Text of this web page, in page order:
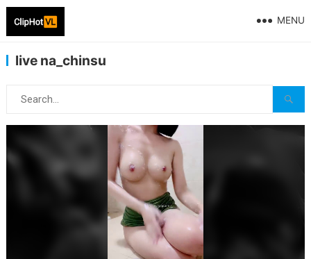
MENU
live na_chinsu